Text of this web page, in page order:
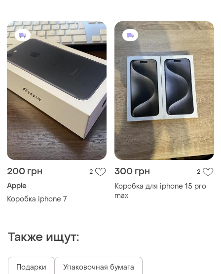
200 грн 2
Apple
Коробка iphone 7
300 грн 2
Коробка для iphone 15 pro
max
Также ищут:
Подарки Упаковочная бумага